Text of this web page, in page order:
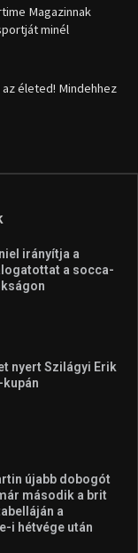
Magazinnak
minél
életed! Mindehhez
irányítja a
a socca-
nyert Szilágyi Erik
kupán
újabb dobogót
második a brit
a
i hétvége után